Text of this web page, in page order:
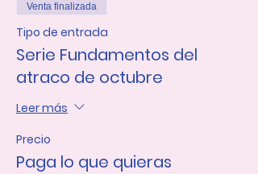
Venta finalizada
Tipo de entrada
Serie Fundamentos del
atraco de octubre
Leer más
Precio
Paga lo que quieras